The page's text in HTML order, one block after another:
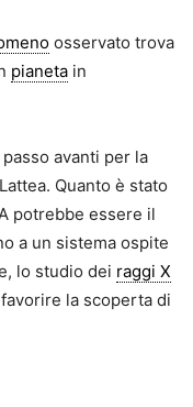
osservato trova
pianeta in
avanti per la
Quanto è stato
potrebbe essere il
a un sistema ospite
lo studio dei raggi X
la scoperta di